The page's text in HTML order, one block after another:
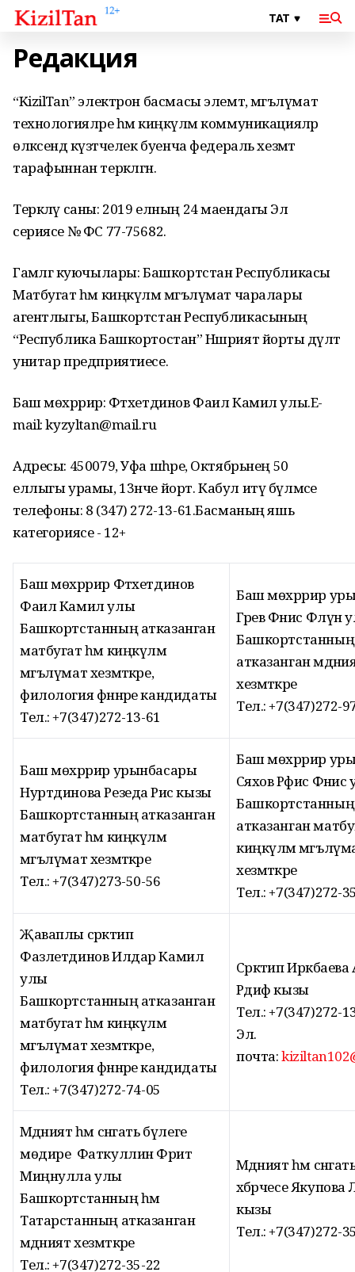
Редакция
“KizilTan” электрон басмасы элемтә, мәгълүмат
технологияләре һәм киңкүләм коммуникацияләр
өлкәсендә күзәтчелек буенча федераль хезмәт
тарафыннан теркәлгән.
Теркәлү саны: 2019 елның 24 маендагы Эл
сериясе № ФС 77-75682.
Гамәлгә куючылары: Башкортстан Республикасы
Матбугат һәм киңкүләм мәгълүмат чаралары
агентлыгы, Башкортстан Республикасының
“Республика Башкортостан” Нәшрият йорты дәүләт
унитар предприятиесе.
Баш мөхәррир: Фәтхетдинов Фаил Камил улы.E-
mail: kyzyltan@mail.ru
Адресы: 450079, Уфа шәһәре, Октябрьнең 50
еллыгы урамы, 13нче йорт. Кабул итү бүлмәсе
телефоны: 8 (347) 272-13-61.Басманың яшь
категориясе - 12+
Баш мөхәррир Фәтхетдинов
Фаил Камил улы
Башкортстанның атказанган
матбугат һәм киңкүләм
мәгълүмат хезмәткәре,
филология фәннәре кандидаты
Тел.: +7(347)272-13-61
Баш мөхәррир
Гәрәев Фәнис Флүн
Башкортстанның
атказанган
хезмәткәре
Тел.: +7(347)272-
Баш мөхәррир урынбасары
Нуртдинова Резеда Рәис кызы
Башкортстанның атказанган
матбугат һәм киңкүләм
мәгълүмат хезмәткәре
Тел.: +7(347)273-50-56
Баш мөхәррир
Сәяхов Рәфис
Башкортстанның
атказанган
киңкүләм
хезмәткәре
Тел.: +7(347)272-
Җаваплы сәркәтип
Фазлетдинов Илдар Камил
улы
Башкортстанның атказанган
матбугат һәм киңкүләм
мәгълүмат хезмәткәре,
филология фәннәре кандидаты
Тел.: +7(347)272-74-05
Cәркәтип
Рәдиф кызы
Тел.: +7(347)272-
Эл.
почта:
Мәдәният һәм сәнгать бүлеге
мөдире Фаткуллин Фәрит
Миңнулла улы
Башкортстанның һәм
Татарстанның атказанган
мәдәният хезмәткәре
Тел.: +7(347)272-35-22
Мәдәният һәм
хәбәрчесе Якупова
кызы
Тел.: +7(347)272-